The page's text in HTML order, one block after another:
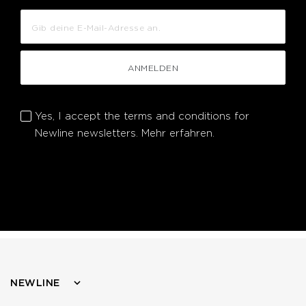
ANMELDEN
Yes, I accept the terms and conditions for
Newline newsletters. Mehr erfahren.
NEWLINE